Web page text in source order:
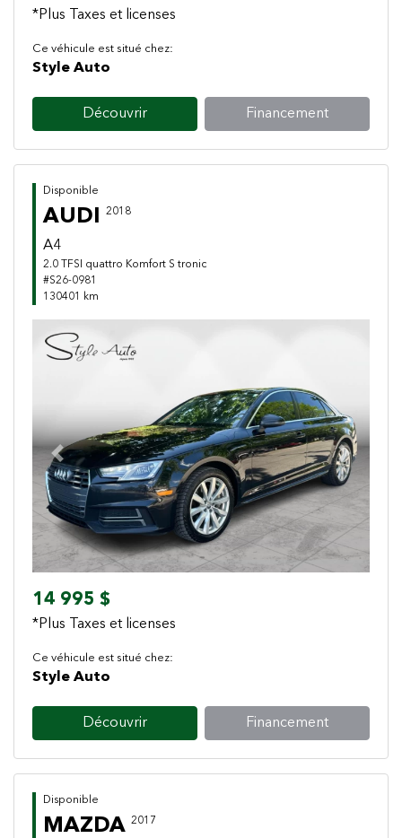
*Plus Taxes et licenses
Ce véhicule est situé chez:
Style Auto
Découvrir Financement
Disponible
AUDI 2018
A4
2.0 TFSI quattro Komfort S tronic
#S26-0981
130401 km
Previous Next
14 995 $
*Plus Taxes et licenses
Ce véhicule est situé chez:
Style Auto
Découvrir Financement
Disponible
MAZDA 2017